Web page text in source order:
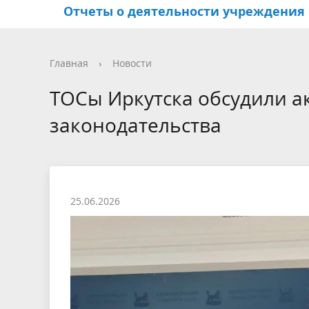
Структура учреждения
Центры по работе с
общественными
объединениями
садоводов
Иркутский Арбат
Фотогалерея
Отчеты о деятельности учреждения
Главная › Новости
ТОСы Иркутска обсудили
законодательства
25.06.2026